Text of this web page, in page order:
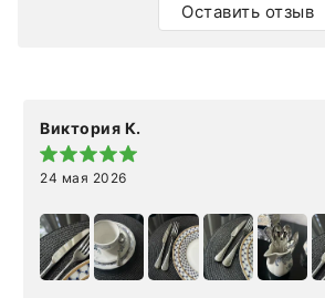
Оставить отзыв
Виктория К.
24 мая 2026